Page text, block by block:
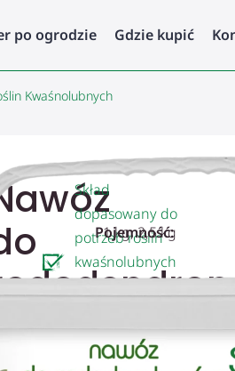
po ogrodzie Gdzie kupić
Kwaśnolubnych
Skład
dopasowany do
potrzeb roślin
kwaśnolubnych
azalii i innych.
Pojemność:
1 kg, 2,5 kg